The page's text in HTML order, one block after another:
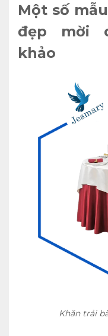
Một số
đẹp mời
khảo
Khăn trải